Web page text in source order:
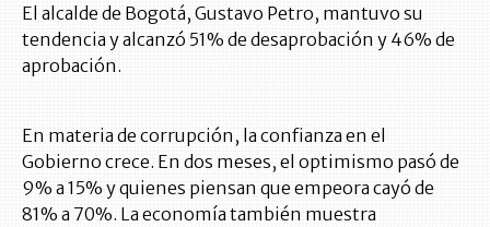
El alcalde de Bogotá, Gustavo Petro, mantuvo su
tendencia y alcanzó 51% de desaprobación y 46% de
aprobación.
En materia de corrupción, la confianza en el
Gobierno crece. En dos meses, el optimismo pasó de
9% a 15% y quienes piensan que empeora cayó de
81% a 70%. La economía también muestra